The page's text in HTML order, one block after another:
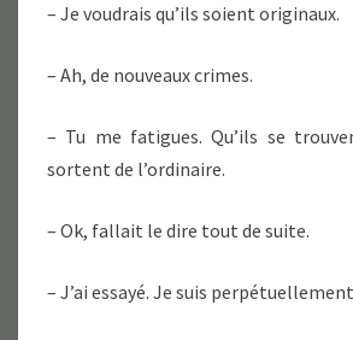
– Je voudrais qu’ils soient originaux.
– Ah, de nouveaux crimes.
– Tu me fatigues. Qu’ils se
sortent de l’ordinaire.
– Ok, fallait le dire tout de suite.
– J’ai essayé. Je suis